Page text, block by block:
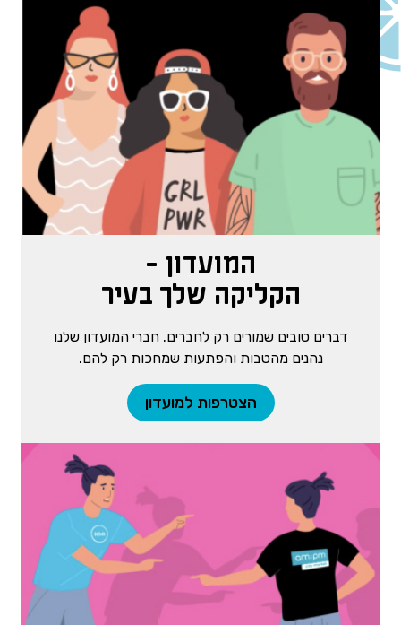
המועדון -
הקליקה שלך בעיר
דברים טובים שמורים רק לחברים. חברי המועדון שלנו
נהנים מהטבות והפתעות שמחכות רק להם.
הצטרפות למועדון